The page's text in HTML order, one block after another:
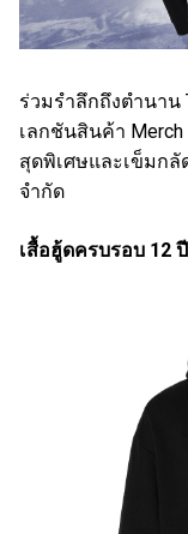
ร่วมรำลึกถึงตำนาน
เลกชันสินค้า
สุดพิเศษและเข็มกลั
จำกัด
เสื้อฮู้ดครบรอบ 12 ปี